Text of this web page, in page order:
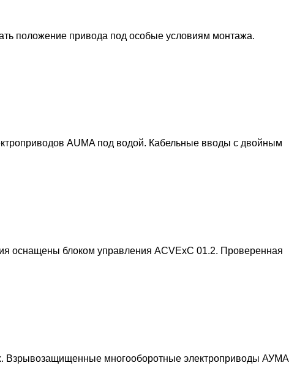
положение привода под особые условиям монтажа.
AUMA под водой. Кабельные вводы с двойным
оснащены блоком управления ACVExC 01.2. Проверенная
Взрывозащищенные многооборотные электроприводы АУМА